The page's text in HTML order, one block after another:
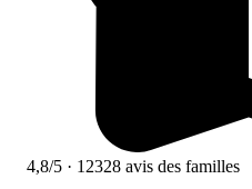
4,8/5 · 12328 avis des familles